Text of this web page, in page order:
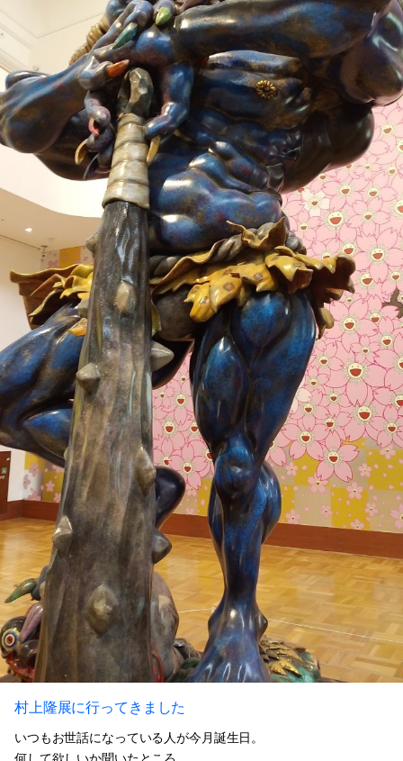
村上隆展に行ってきました
いつもお世話になっている人が今月誕生日。